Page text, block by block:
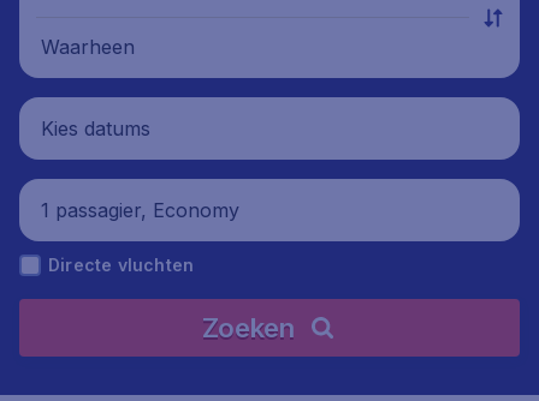
Waarheen
Kies datums
1 passagier, Economy
Directe vluchten
Zoeken